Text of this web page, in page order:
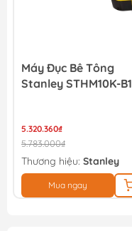
Máy Đục Bê Tông
Stanley STHM10K-B1
5.320.360₫
5.783.000₫
Thương hiệu: Stanley
Mua ngay